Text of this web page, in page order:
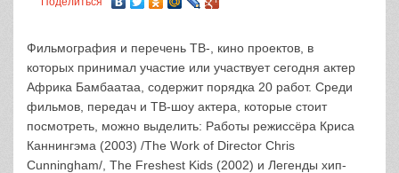
Фильмография и перечень ТВ-, кино проектов, в
которых принимал участие или участвует сегодня актер
Африка Бамбаатаа, содержит порядка 20 работ. Среди
фильмов, передач и ТВ-шоу актера, которые стоит
посмотреть, можно выделить: Работы режиссёра Криса
Каннингэма (2003) /The Work of Director Chris
Cunningham/, The Freshest Kids (2002) и Легенды хип-